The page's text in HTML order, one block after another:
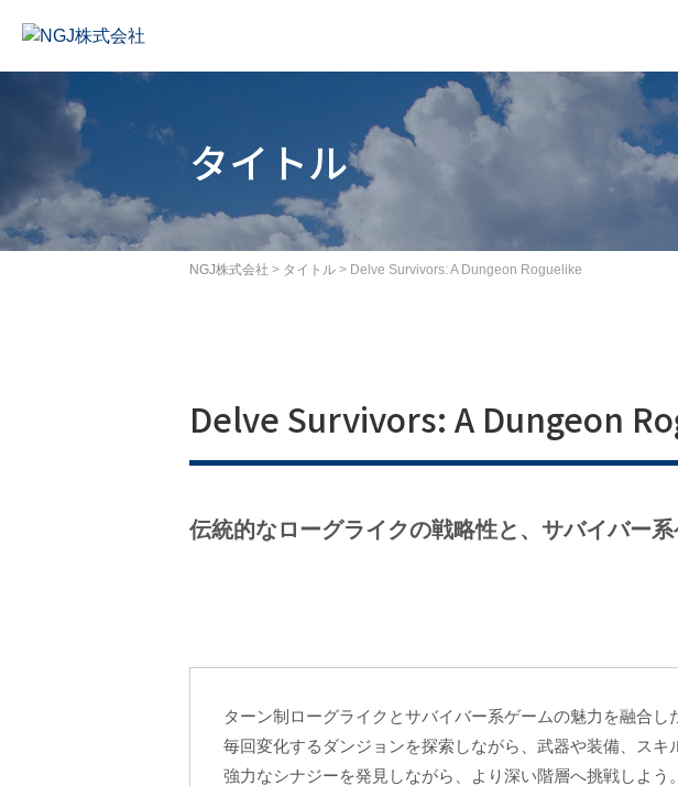
ッ
プ
タイトル
NGJ株式会社 > タイトル > Delve Survivors: A Dungeon Roguelike
Delve Survivors: A Dungeon
伝統的なローグライクの戦略性と、サバイバー
ターン制ローグライクとサバイバー系ゲームの魅力を融合し
毎回変化するダンジョンを探索しながら、武器や装備、スキ
強力なシナジーを発見しながら、より深い階層へ挑戦しよう。